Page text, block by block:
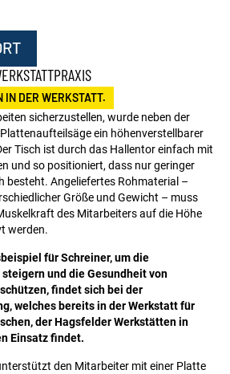
IN DER WERKSTATT.
sicherzustellen, wurde neben der
ein höhenverstellbarer
Tisch ist durch das Hallentor einfach mit
und so positioniert, dass nur geringer
besteht. Angeliefertes Rohmaterial –
Größe und Gewicht – muss
des Mitarbeiters auf die Höhe
werden.
für Schreiner, um die
und die Gesundheit von
findet sich bei der
welches bereits in der Werkstatt für
der Hagsfelder Werkstätten in
Einsatz findet.
den Mitarbeiter mit einer Platte